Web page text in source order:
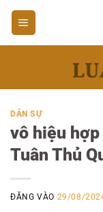
Bỏ
qua
nội
DÂN SỰ
vô hiệu
Tuân Thủ
ĐĂNG VÀO 29/08/